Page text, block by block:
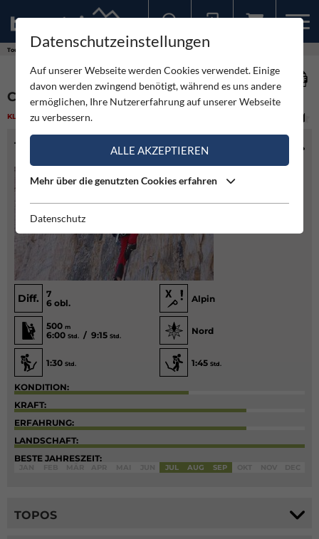
Touren
COMICI - GROSSE ZINNE NORDWAND
KLETTERN MITTEL
TOURENINFO
Diff.
7
6 obl.
Alpin
500 m
6:00 Std. / 9:15 Std.
Nord
1:30 Std. 1:45 Std.
KONDITION:
KRAFT:
ERFAHRUNG:
LANDSCHAFT:
BESTE JAHRESZEIT:
JUL AUG SEP
TOPOS
Datenschutzeinstellungen
Auf unserer Webseite werden Cookies verwendet. Einige
davon werden zwingend benötigt, während es uns andere
ermöglichen, Ihre Nutzererfahrung auf unserer Webseite
zu verbessern.
ALLE AKZEPTIEREN
Mehr über die genutzten Cookies erfahren
Datenschutz